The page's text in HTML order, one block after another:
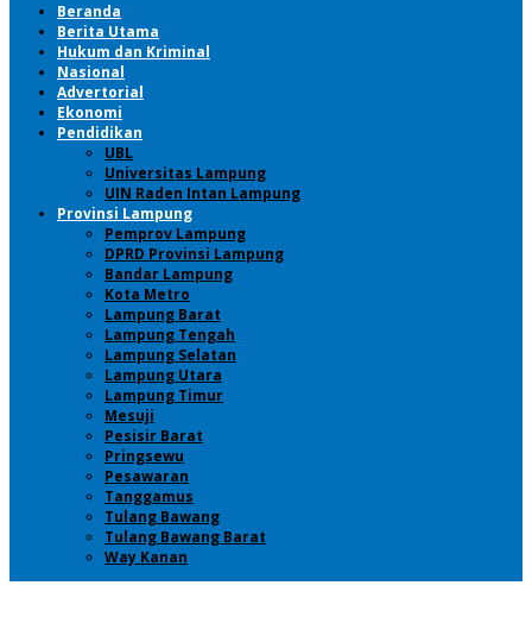
Beranda
Berita Utama
Hukum dan Kriminal
Nasional
Advertorial
Ekonomi
Pendidikan
UBL
Universitas Lampung
UIN Raden Intan Lampung
Provinsi Lampung
Pemprov Lampung
DPRD Provinsi Lampung
Bandar Lampung
Kota Metro
Lampung Barat
Lampung Tengah
Lampung Selatan
Lampung Utara
Lampung Timur
Mesuji
Pesisir Barat
Pringsewu
Pesawaran
Tanggamus
Tulang Bawang
Tulang Bawang Barat
Way Kanan